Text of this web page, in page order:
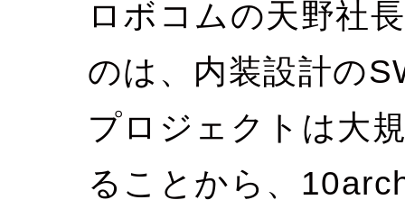
ロボコムの天野社
のは、内装設計の
プロジェクトは大
ることから、